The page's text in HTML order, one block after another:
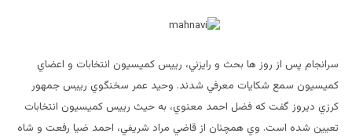
سرانجام پس از روز ها بحث و رايزني، رييس كميسيون انتخابات و اعضاي
كميسيون سمع شكايات معرفي شدند. وحيد عمر سخنگوي رييس جمهور
كرزي ديروز گفت كه فضل احمد معنوي، به حيث رييس كميسيون انتخابات
تعيين شده است. وي همچنان از قاضي مراد شريفي، احمد ضيا رفعت و شاه